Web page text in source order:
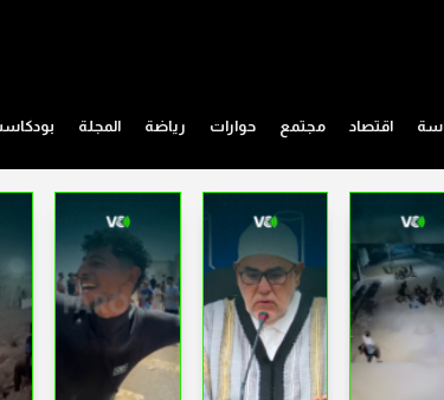
اقتصاد مجتمع حوارات رياضة المجلة